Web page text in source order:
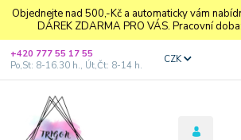
Objednejte nad 500,-Kč a automaticky vám
DÁREK ZDARMA PRO VÁS. Pracovní
CZK
+420 777 55 17 55
Po,St: 8-16.30 h., Út,Čt: 8-14 h.